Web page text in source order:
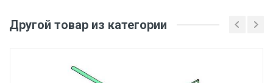
Другой товар из категории